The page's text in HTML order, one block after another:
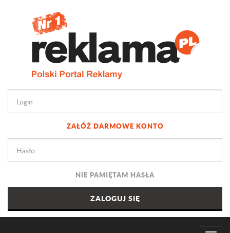
ZAŁÓŻ DARMOWE KONTO
NIE PAMIĘTAM HASŁA